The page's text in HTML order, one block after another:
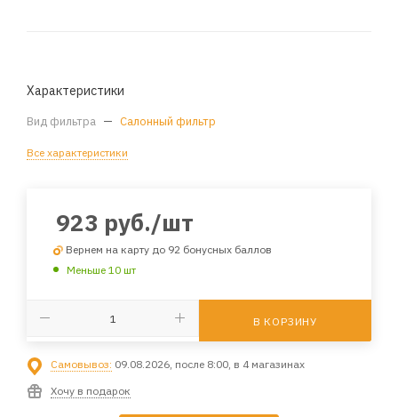
Характеристики
Вид фильтра — Салонный фильтр
Все характеристики
923 руб./шт
Вернем на карту до 92 бонусных баллов
Меньше 10 шт
В КОРЗИНУ
Самовывоз: 09.08.2026, после 8:00, в 4 магазинах
Хочу в подарок